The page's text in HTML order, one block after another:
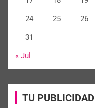
24 25 26
31
« Jul
TU PUBLICIDAD